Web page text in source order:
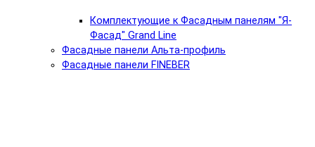
Комплектующие к Фасадным панелям "Я-
Фасад" Grand Line
Фасадные панели Альта-профиль
Фасадные панели FINEBER